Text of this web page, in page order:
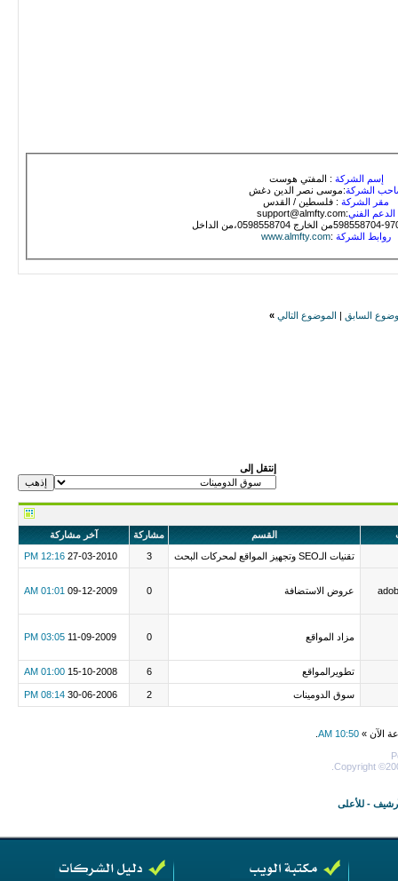
إسم الشركة : المفتي هوست
الشركة:موسى نصر الدين دغش
مقر الشركة : فلسطين / القدس
الدعم الفني:support@almfty.com
روابط الشركة :
www.almfty.com
السابق الموضوع التالي »
إنتقل إلى
القسم مشاركة
آخر مشاركة
تقنيات الـSEO وتجهيز المواقع لمحركات البحث
3
27-03-2010
12:16 PM
عروض الاستضافة 0
09-12-2009
01:01 AM
مزاد المواقع 0
11-09-2009
03:05 PM
تطويرالمواقع 6
15-10-2008
01:00 AM
سوق الدومينات 2
30-06-2006
08:14 PM
الآن » 10:50 AM
Copyright
- للأعلى